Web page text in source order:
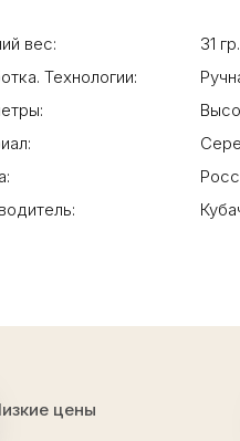
вес:
31 гр.
Технологии:
цены